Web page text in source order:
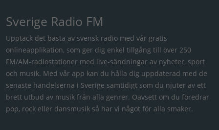
Sverige Radio FM
Upptäck det bästa av svensk radio med vår gratis
onlineapplikation, som ger dig enkel tillgång till över 250
FM/AM-radiostationer med live-sändningar av nyheter, sport
och musik. Med vår app kan du hålla dig uppdaterad med de
senaste händelserna i Sverige samtidigt som du njuter av ett
brett utbud av musik från alla genrer. Oavsett om du föredrar
pop, rock eller dansmusik så har vi något för alla smaker.